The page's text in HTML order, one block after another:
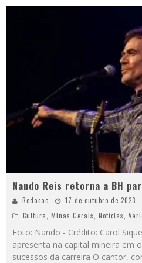
Nando Reis retorna a BH
Redacao
17 de outubro de 2023
Cultura
Minas Gerais Notícias
Foto: Nando - Crédito: Carol
apresenta na capital mineira em
sucessos da carreira O cantor,